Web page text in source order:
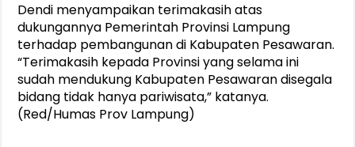
Dendi menyampaikan terimakasih atas
dukungannya Pemerintah Provinsi Lampung
terhadap pembangunan di Kabupaten Pesawaran.
“Terimakasih kepada Provinsi yang selama ini
sudah mendukung Kabupaten Pesawaran disegala
bidang tidak hanya pariwisata,” katanya.
(Red/Humas Prov Lampung)